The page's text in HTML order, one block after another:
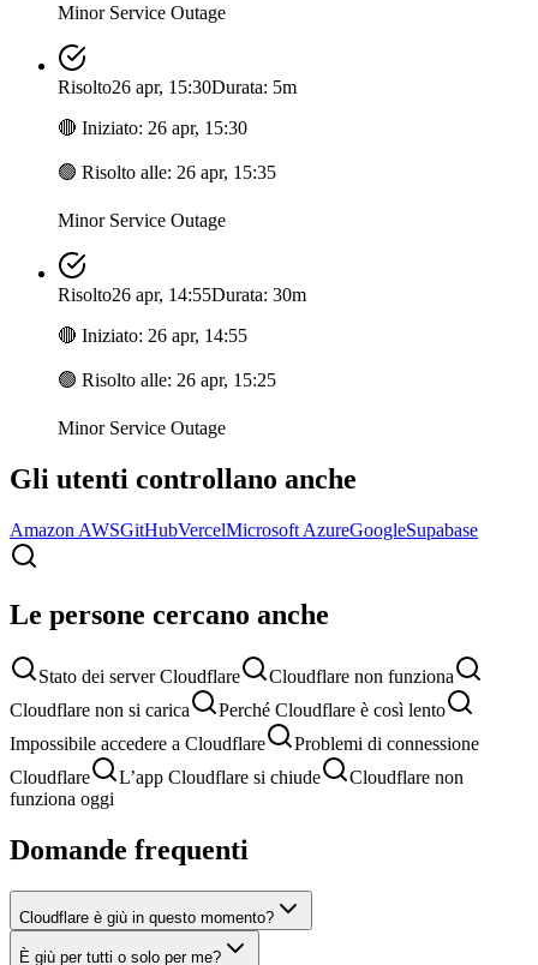
Minor Service Outage
Risolto26 apr, 15:30Durata: 5m
🔴 Iniziato: 26 apr, 15:30
🟢 Risolto alle: 26 apr, 15:35
Minor Service Outage
Risolto26 apr, 14:55Durata: 30m
🔴 Iniziato: 26 apr, 14:55
🟢 Risolto alle: 26 apr, 15:25
Minor Service Outage
Gli utenti controllano anche
Amazon AWSGitHubVercelMicrosoft AzureGoogleSupabase
Le persone cercano anche
Stato dei server Cloudflare
Cloudflare non funziona
Cloudflare non si carica
Perché Cloudflare è così lento
Impossibile accedere a Cloudflare
Problemi di connessione
Cloudflare
L’app Cloudflare si chiude
Cloudflare non
funziona oggi
Domande frequenti
Cloudflare è giù in questo momento?
È giù per tutti o solo per me?